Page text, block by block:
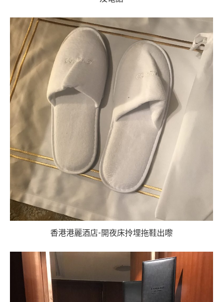
香港港麗酒店-開夜床拎埋拖鞋出嚟